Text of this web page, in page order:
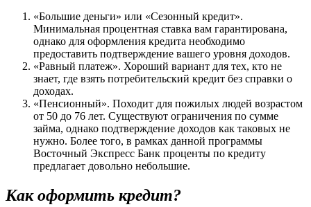
«Большие деньги» или «Сезонный кредит».
Минимальная процентная ставка вам гарантирована,
однако для оформления кредита необходимо
предоставить подтверждение вашего уровня доходов.
«Равный платеж». Хороший вариант для тех, кто не
знает, где взять потребительский кредит без справки о
доходах.
«Пенсионный». Походит для пожилых людей возрастом
от 50 до 76 лет. Существуют ограничения по сумме
займа, однако подтверждение доходов как таковых не
нужно. Более того, в рамках данной программы
Восточный Экспресс Банк проценты по кредиту
предлагает довольно небольшие.
Как оформить кредит?